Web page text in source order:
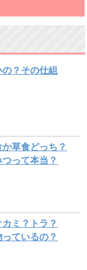
？その仕組
草食どっち？
って本当？
ミ？トラ？
ているの？